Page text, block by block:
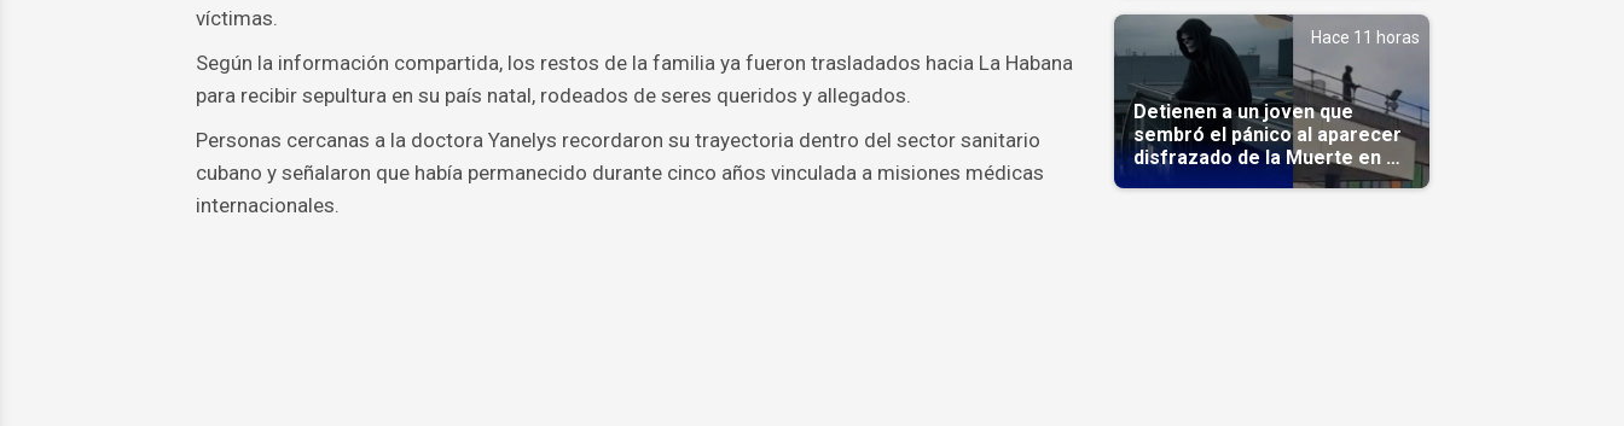
víctimas.
Según la información compartida, los restos de la familia ya fueron trasladados hacia La Habana
para recibir sepultura en su país natal, rodeados de seres queridos y allegados.
Personas cercanas a la doctora Yanelys recordaron su trayectoria dentro del sector sanitario
cubano y señalaron que había permanecido durante cinco años vinculada a misiones médicas
internacionales.
Hace 11 horas
Detienen a un joven que
sembró el pánico al aparecer
disfrazado de la Muerte en un